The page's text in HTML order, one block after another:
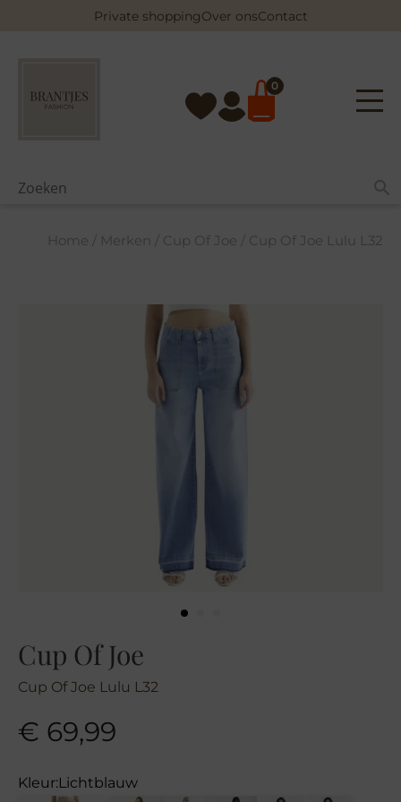
Private shoppingOver onsContact
0
Home / Merken / Cup Of Joe / Cup Of Joe Lulu L32
Cup Of Joe
Cup Of Joe Lulu L32
€ 69,99
Kleur:Lichtblauw